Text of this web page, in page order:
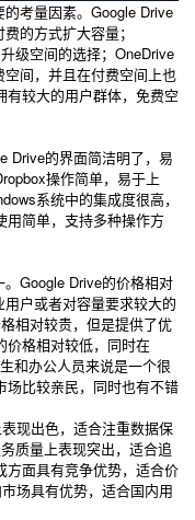
考量因素。Google Drive
的方式扩大容量；
级空间的选择；OneDrive
间，并且在付费空间上也
有较大的用户群体，免费空
Drive的界面简洁明了，易
操作简单，易于上
系统中的集成度很高，
用简单，支持多种操作方
Google Drive的价格相对
户或者对容量要求较大的
相对较贵，但是提供了优
价格相对较低，同时在
和办公人员来说是一个很
场比较亲民，同时也有不错
现出色，适合注重数据保
质量上表现突出，适合追
方面具有竞争优势，适合价
场具有优势，适合国内用